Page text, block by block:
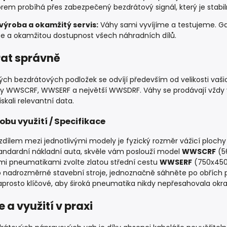
probíhá přes zabezpečený bezdrátový signál, který je
a okamžitý servis: Váhy sami vyvíjíme a testujeme.
a okamžitou dostupnost všech náhradních dílů.
správně
bezdrátových podložek se odvíjí především od velikosti
WWSCRF, WWSERF a největší WWSDRF. Váhy se prodávají
relevantní data.
využití / Specifikace
mezi jednotlivými modely je fyzický rozměr vážicí
nákladní auta, skvěle vám poslouží model WWSCRF
pneumatikami zvolte zlatou střední cestu WWSERF
stavební stroje, jednoznačně sáhněte po obřích
klíčové, aby široká pneumatika nikdy nepřesahovala
a využití v praxi